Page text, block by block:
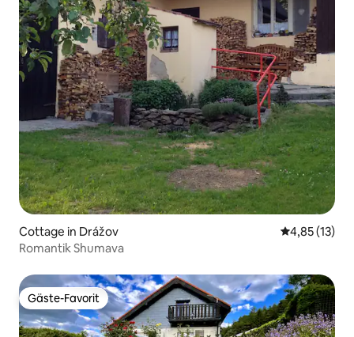
Cottage in Drážov
4,85 (13)
Romantik Shumava
Gäste-Favorit
Gäste-Favorit